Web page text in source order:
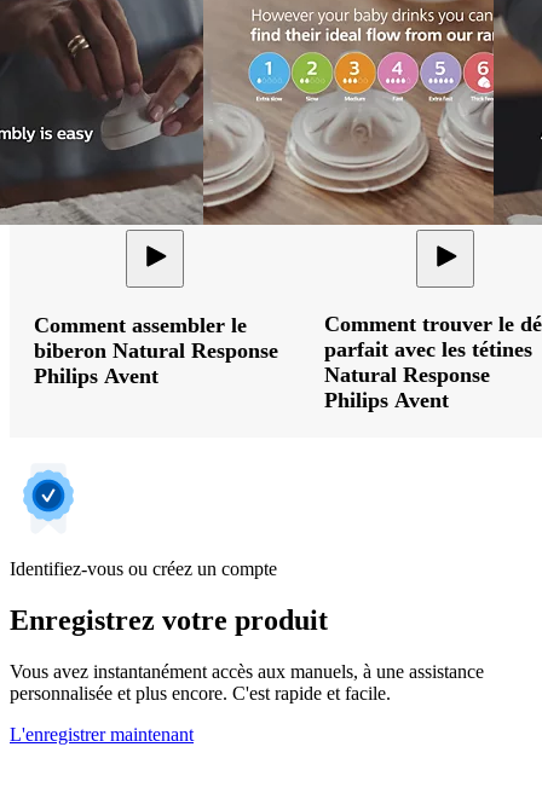
Comment assembler le
biberon Natural Response
Philips Avent
Comment trouver le
parfait avec les tétines
Natural Response
Philips Avent
Identifiez-vous ou créez un compte
Enregistrez votre produit
Vous avez instantanément accès aux manuels, à une assistance
personnalisée et plus encore. C'est rapide et facile.
L'enregistrer maintenant